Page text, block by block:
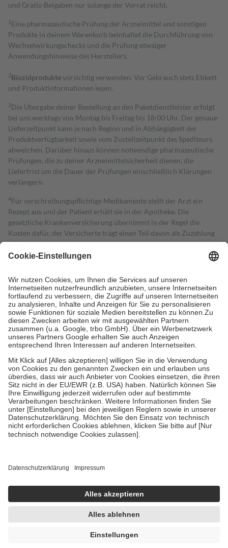
und Gratis-Beigaben nur solange der Vorrat reicht.
1 Eine pharmazeutische Prüfung der Arzneimittel und sonstigen
Produkte in deinem Warenkorb beinhaltet die Durchführung von
Wechselwirkungschecks und die Prüfung etwaiger
Anwendungshinweise des Herstellers.
2Biozidproduktevorsichtig verwenden. Vor Gebrauch stets Etikett
und Produktinformationen lesen.
3Die Übergabe deiner Bestellung an den Paketdienstleister erfolgt
bei uns werktags von Montag bis Freitag bis 18:00 Uhr. Der genaue
Lieferzeitpunkt kann je nach Region und in Abhängigkeit der
Produktverfügbarkeit sowie vom Zustellzeitpunkt des Spediteurs
abweichen. Darüber hinaus können notwendige pharmazeutische
Prüfungen, die zu deiner Arzneimittelsicherheit dienen, die
Lieferfrist um die Dauer der Prüfungen einschließlich Klärungen
verlängern.
4Für verschreibungspflichtige Medikamente stellt der Arzt ein
Rezept aus und der Patient erhält sie in der Apotheke. Die
gesetzliche Krankenversicherung übernimmt in der Regel die
Kosten dafür, der Versicherte trägt einen Teil davon als Zuzahlung
mit.
Grundsätzlich leisten Mitglieder Zuzahlungen in Höhe von zehn
höchstens zehn Euro.
Es sind jedoch nie mehr als die tatsächlichen
Kosten der Leistung zu entrichten.
Diese Regeln gelten grundsätzlich auch für Online-Apotheken.
Bei Heilmitteln und häuslicher Krankenpflege beträgt die
Zuzahlung zehn Prozent der Kosten sowie zehn Euro je
Verordnung.
Um das Engagement der Versicherten für ihre eigene Gesundheit zu
stärken und die besondere Stellung der Familie zu unterstützen,
fallenkeine Zuzahlungenan bei:
• Kindern und Jugendlichen bis zum vollendeten 18. Lebensjahr
mit Ausnahme der Fahrkosten
• Untersuchungen zur Vorsorge und Früherkennung, die von der
GKV getragen werden
• empfohlenen Schutzimpfungen
• Harn- und Blutteststreifen
getroffen, um sicherzustellen, dass es sich um echte Bewertungen
https://help.etrusted.com/hc/de/articles/4419944605341
Einige Bilder und Inhalte wurden unter Zuhilfenahme künstlicher